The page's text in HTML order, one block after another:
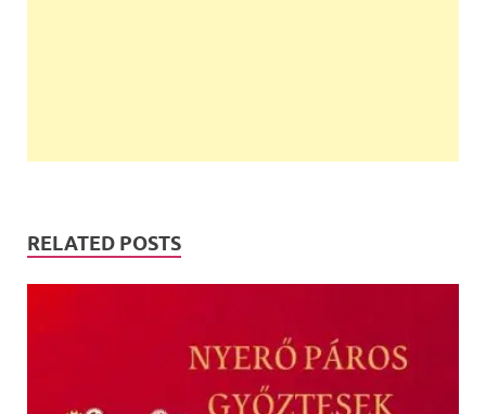
RELATED POSTS